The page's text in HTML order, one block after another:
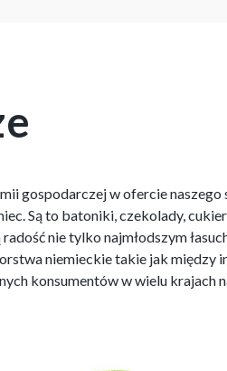
gospodarczej w ofercie
Są to batoniki, czekolady,
nie tylko najmłodszym
niemieckie takie jak między
konsumentów w wielu krajach